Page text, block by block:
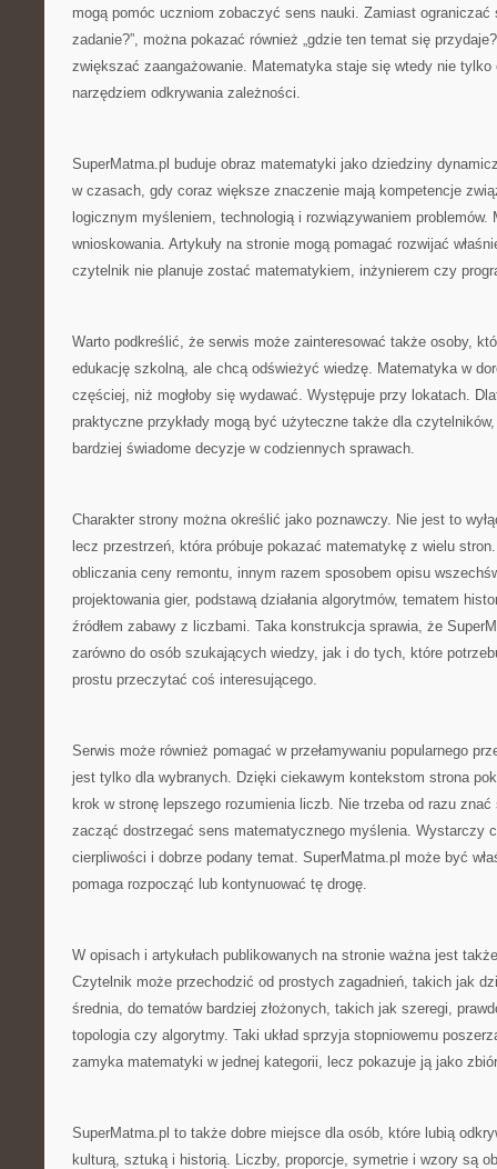
mogą pomóc uczniom zobaczyć sens nauki. Zamiast ograniczać
zadanie?”, można pokazać również „gdzie ten temat się
zwiększać zaangażowanie. Matematyka staje się wtedy nie
narzędziem odkrywania zależności.
SuperMatma.pl buduje obraz matematyki jako dziedziny
w czasach, gdy coraz większe znaczenie mają kompetencje
logicznym myśleniem, technologią i rozwiązywaniem problemów.
wnioskowania. Artykuły na stronie mogą pomagać rozwijać
czytelnik nie planuje zostać matematykiem, inżynierem czy
Warto podkreślić, że serwis może zainteresować także osoby,
edukację szkolną, ale chcą odświeżyć wiedzę. Matematyka w
częściej, niż mogłoby się wydawać. Występuje przy lokatach.
praktyczne przykłady mogą być użyteczne także dla
bardziej świadome decyzje w codziennych sprawach.
Charakter strony można określić jako poznawczy. Nie jest to
lecz przestrzeń, która próbuje pokazać matematykę z wielu
obliczania ceny remontu, innym razem sposobem opisu
projektowania gier, podstawą działania algorytmów, tematem
źródłem zabawy z liczbami. Taka konstrukcja sprawia, że
zarówno do osób szukających wiedzy, jak i do tych, które
prostu przeczytać coś interesującego.
Serwis może również pomagać w przełamywaniu popularnego
jest tylko dla wybranych. Dzięki ciekawym kontekstom strona
krok w stronę lepszego rozumienia liczb. Nie trzeba od razu
zacząć dostrzegać sens matematycznego myślenia. Wystarczy
cierpliwości i dobrze podany temat. SuperMatma.pl może być
pomaga rozpocząć lub kontynuować tę drogę.
W opisach i artykułach publikowanych na stronie ważna jest
Czytelnik może przechodzić od prostych zagadnień, takich jak
średnia, do tematów bardziej złożonych, takich jak szeregi,
topologia czy algorytmy. Taki układ sprzyja stopniowemu
zamyka matematyki w jednej kategorii, lecz pokazuje ją jako
SuperMatma.pl to także dobre miejsce dla osób, które lubią
kulturą, sztuką i historią. Liczby, proporcje, symetrie i wzory są